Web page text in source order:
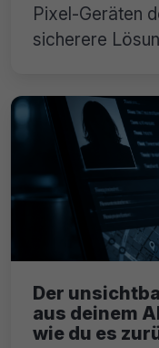
Pixel-Geräten
sicherere
Der
aus deinem
wie du es